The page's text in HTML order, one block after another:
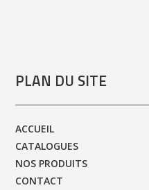
PLAN DU SITE
ACCUEIL
CATALOGUES
NOS PRODUITS
CONTACT